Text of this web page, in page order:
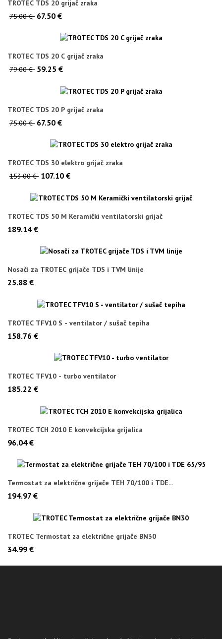
TROTEC TDS 20 grijač zraka
75.00 € 67.50 €
TROTEC TDS 20 C grijač zraka
79.00 € 59.25 €
TROTEC TDS 20 P grijač zraka
75.00 € 67.50 €
TROTEC TDS 30 elektro grijač zraka
153.00 € 107.10 €
TROTEC TDS 50 M Keramički ventilatorski grijač
189.14 €
Nosači za TROTEC grijače TDS i TVM linije
25.88 €
TROTEC TFV10 S - ventilator / sušač tepiha
158.76 €
TROTEC TFV10 - turbo ventilator
185.22 €
TROTEC TCH 2010 E konvekcijska grijalica
96.04 €
Termostat za električne grijače TEH 70/100 i TDE...
194.97 €
TROTEC Termostat za električne grijače BN30
34.99 €